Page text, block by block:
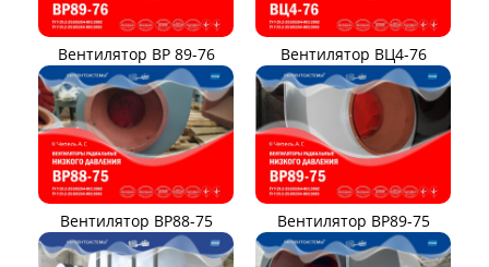
Вентилятор ВР 89-76 Вентилятор ВЦ4-76
Вентилятор ВР88-75 Вентилятор ВР89-75